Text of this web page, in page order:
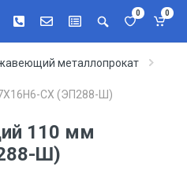
0 0
металлопрокат
СХ (ЭП288-Ш)
110 мм
Ш)